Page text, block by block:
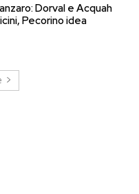
Dorval e Acquah
Pecorino idea